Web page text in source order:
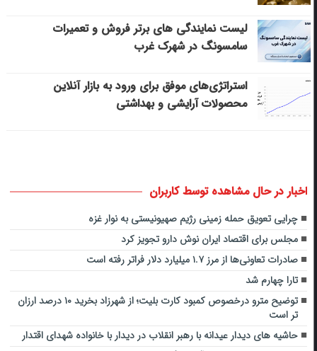
لیست نمایندگی های برتر فروش و تعمیرات
سامسونگ در شهرک غرب
استراتژی‌های موفق برای ورود به بازار آنلاین
محصولات آرایشی و بهداشتی
اخبار در حال مشاهده توسط کاربران
چرایی تعویق حمله زمینی رژیم صهیونیستی به نوار غزه
مجلس برای اقتصاد ایران نوش دارو تجویز کرد
صادرات تعاونی‌ها از مرز ۱.۷ میلیارد دلار فراتر رفته است
تارا چهارم شد
توضیح مترو درخصوص کمبود کارت بلیت؛ از شهرزاد بخرید ۱۰ درصد ارزان
تر است
حاشیه های دیدار عیدانه با رهبر انقلاب در دیدار با خانواده شهدای اقتدار